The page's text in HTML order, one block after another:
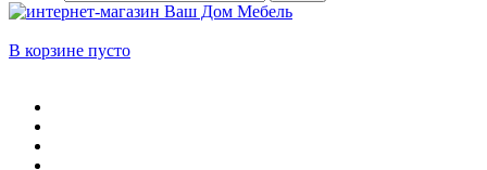
В корзине пусто